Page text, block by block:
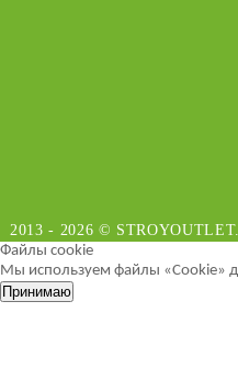
2013 - 2026 ©
Файлы cookie
Мы используем файлы «Cookie»
Принимаю